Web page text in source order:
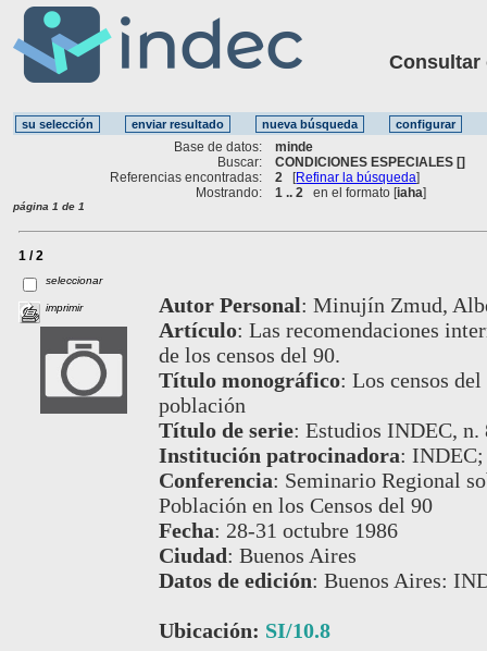
Consultar
Base de datos:
minde
Buscar:
CONDICIONES ESPECIALES []
Referencias encontradas:
2 [Refinar la búsqueda]
Mostrando:
1 .. 2 en el formato [iaha]
página 1 de 1
1 / 2
seleccionar
imprimir Autor Personal: Minujín Zmud,
Artículo: Las recomendaciones
de los censos del 90.
Título monográfico: Los censos
población
Título de serie: Estudios INDEC, n.
Institución patrocinadora:
Conferencia: Seminario Regional
Población en los Censos del 90
Fecha: 28-31 octubre 1986
Ciudad: Buenos Aires
Datos de edición: Buenos Aires:
Ubicación: SI/10.8